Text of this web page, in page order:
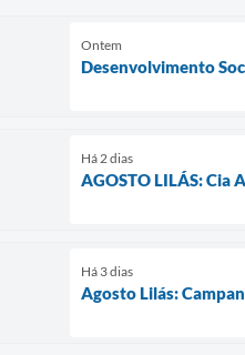
Ontem
Desenvolvimento
Há 2 dias
AGOSTO LILÁS:
Há 3 dias
Agosto Lilás: